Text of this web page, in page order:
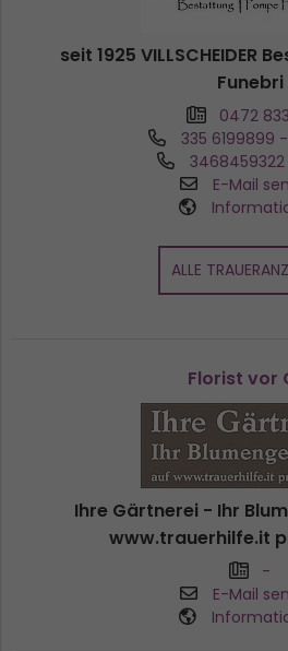
seit 1925 VILLSCHEIDER
Funebri
0472
335 6199899
3468459322
E-Mail
ALLE
Florist vor
Ihre Gärtnerei - Ihr
www.trauerhilfe.it
-
E-Mail